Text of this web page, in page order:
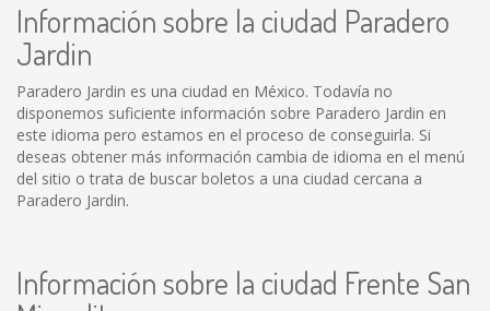
Información sobre la ciudad Paradero
Jardin
Paradero Jardin es una ciudad en México. Todavía no
disponemos suficiente información sobre Paradero Jardin en
este idioma pero estamos en el proceso de conseguirla. Si
deseas obtener más información cambia de idioma en el menú
del sitio o trata de buscar boletos a una ciudad cercana a
Paradero Jardin.
Información sobre la ciudad Frente San